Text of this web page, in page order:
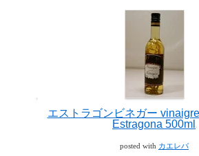
エストラゴンビネガー
Estragona 500ml
posted with カエレバ